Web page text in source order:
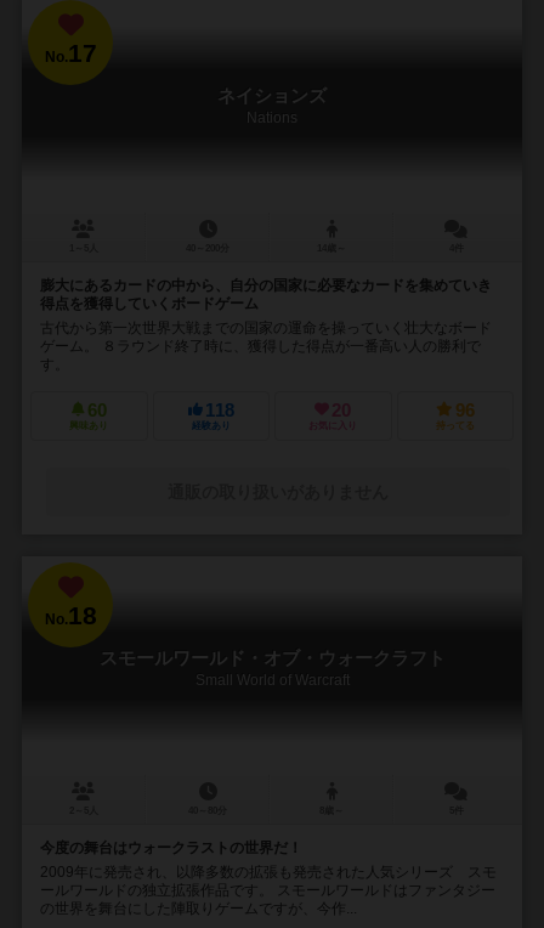
No.17
ネイションズ
Nations
膨大にあるカードの中から、自分の国家に必要なカードを集めていき
得点を獲得していくボードゲーム
古代から第一次世界大戦までの国家の運命を操っていく壮大なボード
ゲーム。 ８ラウンド終了時に、獲得した得点が一番高い人の勝利で
す。
60
興味あり
118
経験あり
20
お気に入り
96
持ってる
No.18
スモールワールド・オブ・ウォークラフト
Small World of Warcraft
今度の舞台はウォークラストの世界だ！
2009年に発売され、以降多数の拡張も発売された人気シリーズ スモ
ールワールドの独立拡張作品です。 スモールワールドはファンタジー
の世界を舞台にした陣取りゲームですが、今作...